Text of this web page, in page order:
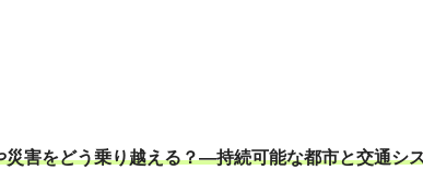
災害をどう乗り越える？―持続可能な都市と交通シ